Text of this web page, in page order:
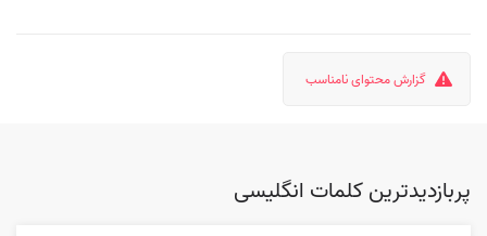
گزارش محتوای نامناسب
پربازدیدترین کلمات انگلیسی